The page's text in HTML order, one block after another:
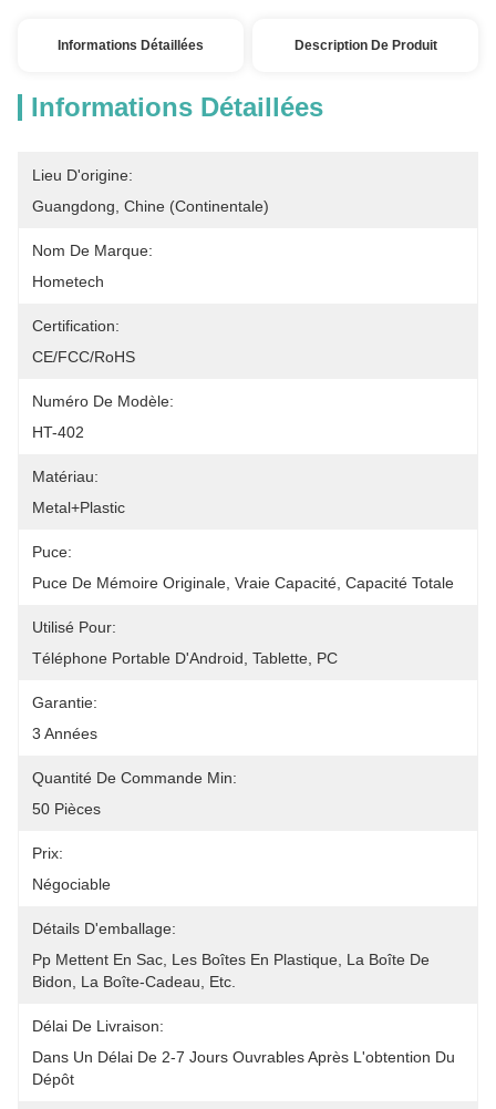
Informations Détaillées Description De Produit
Informations Détaillées
Lieu D'origine:
Guangdong, Chine (continentale)
Nom De Marque:
Hometech
Certification:
CE/FCC/RoHS
Numéro De Modèle:
HT-402
Matériau:
Metal+Plastic
Puce:
Puce De Mémoire Originale, Vraie Capacité, Capacité Totale
Utilisé Pour:
Téléphone Portable D'Android, Tablette, PC
Garantie:
3 Années
Quantité De Commande Min:
50 Pièces
Prix:
Négociable
Détails D'emballage:
Pp Mettent En Sac, Les Boîtes En Plastique, La Boîte De
Bidon, La Boîte-Cadeau, Etc.
Délai De Livraison:
Dans Un Délai De 2-7 Jours Ouvrables Après L'obtention Du
Dépôt